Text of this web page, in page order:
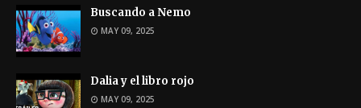
Buscando a Nemo
MAY 09, 2025
Dalia y el libro rojo
MAY 09, 2025